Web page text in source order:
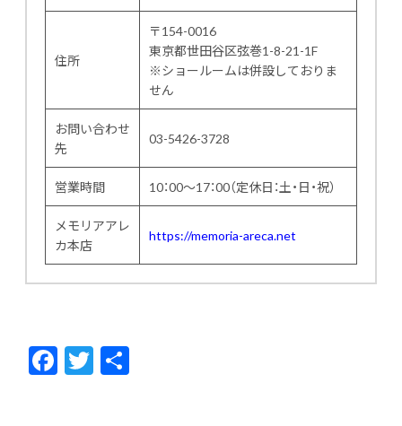
住所
〒154-0016
東京都世田谷区弦巻1-8-21-1F
※ショールームは併設しておりま
せん
お問い合わせ
先
03-5426-3728
営業時間 10：00～17：00（定休日：土・日・祝）
メモリアアレ
カ本店
https://memoria-areca.net
F
ac
T
w